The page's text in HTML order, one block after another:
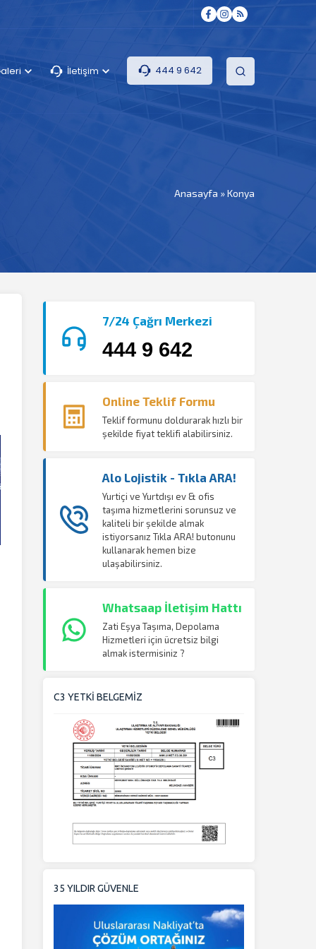
İletişim 444 9 642
Anasayfa »Konya
7/24 Çağrı Merkezi
444 9 642
Online Teklif Formu
Teklif formunu doldurarak hızlı bir
şekilde fiyat teklifi alabilirsiniz.
Alo Lojistik - Tıkla ARA!
Yurtiçi ve Yurtdışı ev & ofis
taşıma hizmetlerini sorunsuz ve
kaliteli bir şekilde almak
istiyorsanız Tıkla ARA! butonunu
kullanarak hemen bize
ulaşabilirsiniz.
Whatsaap İletişim Hattı
Zati Eşya Taşıma, Depolama
Hizmetleri için ücretsiz bilgi
almak istermisiniz ?
C3 YETKİ BELGEMİZ
35 YILDIR GÜVENLE